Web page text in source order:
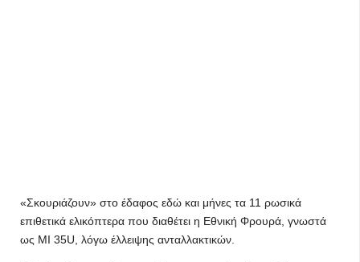
«Σκουριάζουν» στο έδαφος εδώ και μήνες τα 11 ρωσικά
επιθετικά ελικόπτερα που διαθέτει η Εθνική Φρουρά, γνωστά
ως MI 35U, λόγω έλλειψης ανταλλακτικών.